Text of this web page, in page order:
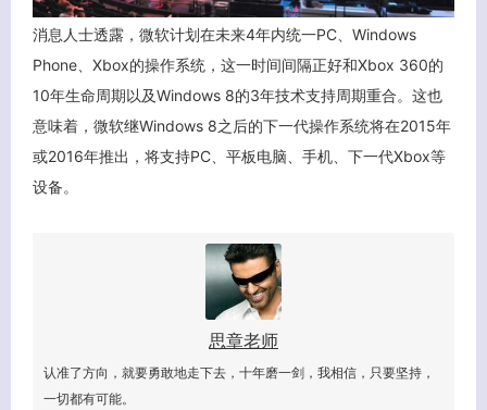
消息人士透露，微软计划在未来4年内统一PC、Windows
Phone、Xbox的操作系统，这一时间间隔正好和Xbox 360的
10年生命周期以及Windows 8的3年技术支持周期重合。这也
意味着，微软继Windows 8之后的下一代操作系统将在2015年
或2016年推出，将支持PC、平板电脑、手机、下一代Xbox等
设备。
思章老师
认准了方向，就要勇敢地走下去，十年磨一剑，我相信，只要坚持，
一切都有可能。